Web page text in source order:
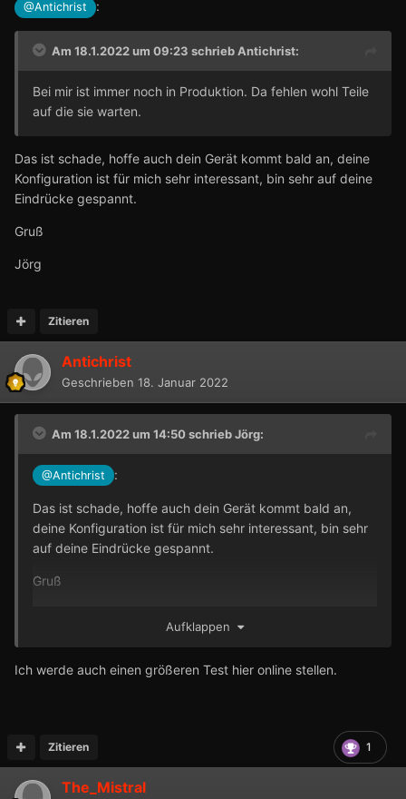
@Antichrist :
Am 18.1.2022 um 09:23 schriebAntichrist:
Bei mir ist immer noch in Produktion. Da fehlen wohl Teile
auf die sie warten.
Das ist schade, hoffe auch dein Gerät kommt bald an, deine
Konfiguration ist für mich sehr interessant, bin sehr auf deine
Eindrücke gespannt.
Gruß
Jörg
Zitieren
Antichrist
Geschrieben 18. Januar 2022
Am 18.1.2022 um 14:50 schriebJörg:
@Antichrist :
Das ist schade, hoffe auch dein Gerät kommt bald an,
deine Konfiguration ist für mich sehr interessant, bin sehr
auf deine Eindrücke gespannt.
Gruß
Aufklappen
Ich werde auch einen größeren Test hier online stellen.
1
Zitieren
The_Mistral